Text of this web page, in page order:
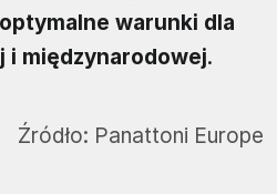
optymalne warunki dla
międzynarodowej.
Źródło: Panattoni Europe